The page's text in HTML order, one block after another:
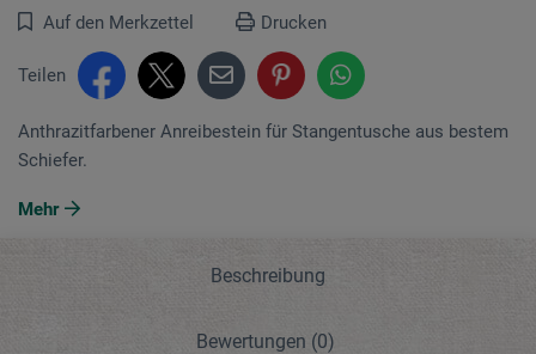
Auf den Merkzettel Drucken
Teilen
Anthrazitfarbener Anreibestein für Stangentusche aus bestem
Schiefer.
Mehr
Beschreibung
Bewertungen (0)